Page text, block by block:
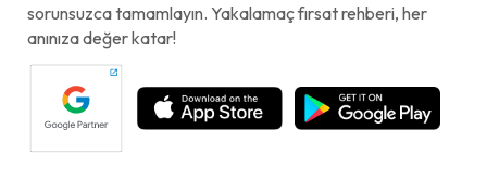
sorunsuzca tamamlayın. Yakalamaç fırsat rehberi, her
anınıza değer katar!